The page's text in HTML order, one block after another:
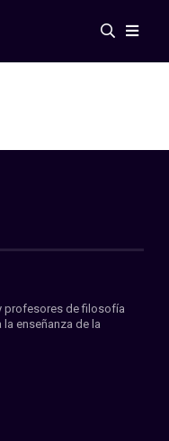
profesores de filosofía
enseñanza de la